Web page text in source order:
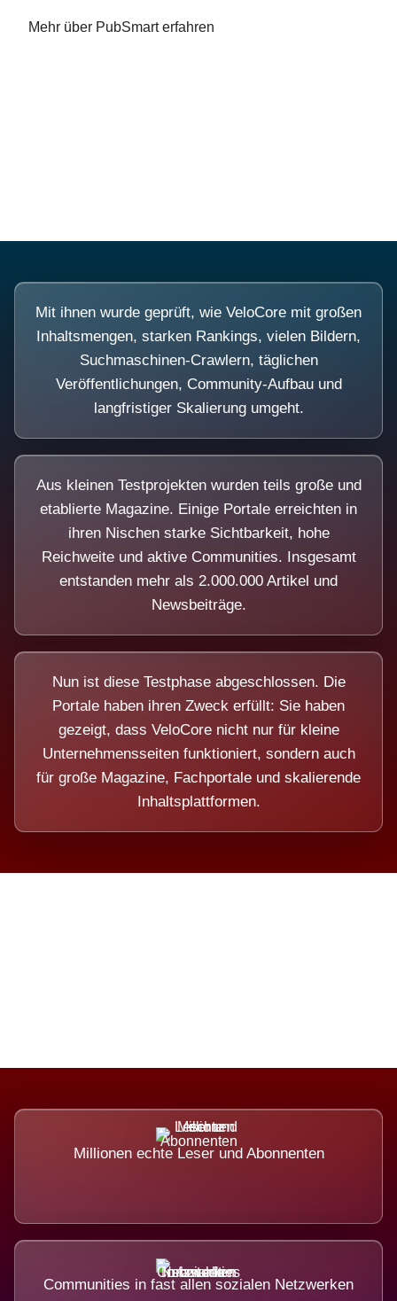
Mehr über PubSmart erfahren
Mit ihnen wurde geprüft, wie VeloCore mit großen
Inhaltsmengen, starken Rankings, vielen Bildern,
Suchmaschinen-Crawlern, täglichen
Veröffentlichungen, Community-Aufbau und
langfristiger Skalierung umgeht.
Aus kleinen Testprojekten wurden teils große und
etablierte Magazine. Einige Portale erreichten in
ihren Nischen starke Sichtbarkeit, hohe
Reichweite und aktive Communities. Insgesamt
entstanden mehr als 2.000.000 Artikel und
Newsbeiträge.
Nun ist diese Testphase abgeschlossen. Die
Portale haben ihren Zweck erfüllt: Sie haben
gezeigt, dass VeloCore nicht nur für kleine
Unternehmensseiten funktioniert, sondern auch
für große Magazine, Fachportale und skalierende
Inhaltsplattformen.
Millionen echte Leser und Abonnenten
Communities in fast allen sozialen Netzwerken